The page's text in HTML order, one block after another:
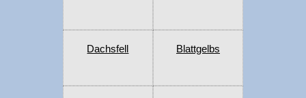
Dachsfell Blattgelbs